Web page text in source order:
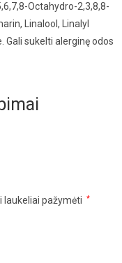
Octahydro-2,3,8,8-
Linalool, Linalyl
sukelti alerginę odos
laukeliai pažymėti *